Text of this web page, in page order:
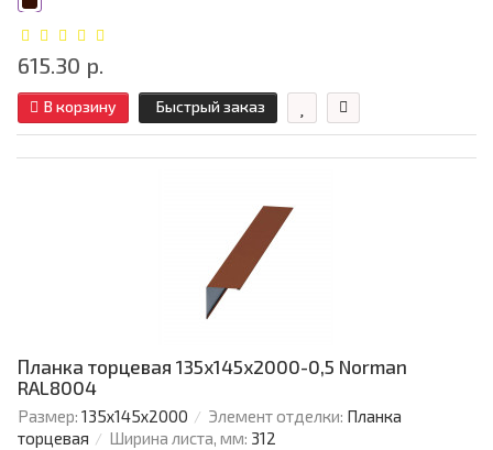
615.30 р.
В корзину Быстрый заказ
Планка торцевая 135х145х2000-0,5 Norman
RAL8004
Размер: 135х145х2000 Элемент отделки: Планка
торцевая
Ширина листа, мм: 312